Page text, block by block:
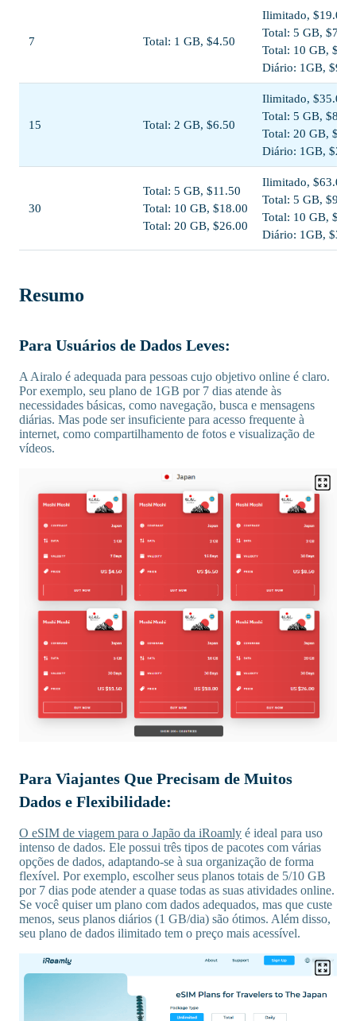
7 Total: 1 GB, $4.50
Ilimitado, $19.00
Total: 5 GB, $7.00
Total: 10 GB,
Diário: 1GB,
15 Total: 2 GB, $6.50
Ilimitado, $35.00
Total: 5 GB, $8.00
Total: 20 GB,
Diário: 1GB,
30
Total: 5 GB, $11.50
Total: 10 GB, $18.00
Total: 20 GB, $26.00
Ilimitado, $63.00
Total: 5 GB, $9.00
Total: 10 GB,
Diário: 1GB,
Resumo
Para Usuários de Dados Leves:
A Airalo é adequada para pessoas cujo objetivo online é claro.
Por exemplo, seu plano de 1GB por 7 dias atende às
necessidades básicas, como navegação, busca e mensagens
diárias. Mas pode ser insuficiente para acesso frequente à
internet, como compartilhamento de fotos e visualização de
vídeos.
Para Viajantes Que Precisam de Muitos
Dados e Flexibilidade:
O eSIM de viagem para o Japão da iRoamly é ideal para uso
intenso de dados. Ele possui três tipos de pacotes com várias
opções de dados, adaptando-se à sua organização de forma
flexível. Por exemplo, escolher seus planos totais de 5/10 GB
por 7 dias pode atender a quase todas as suas atividades online.
Se você quiser um plano com dados adequados, mas que custe
menos, seus planos diários (1 GB/dia) são ótimos. Além disso,
seu plano de dados ilimitado tem o preço mais acessível.